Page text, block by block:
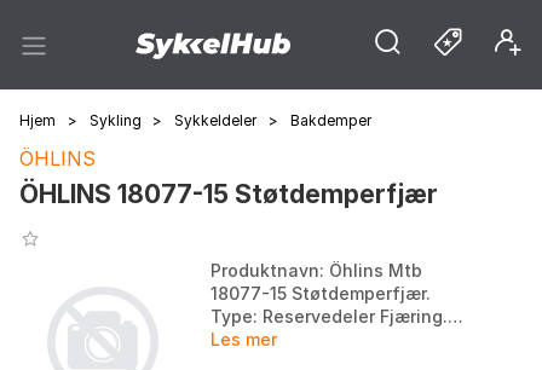
Hjem > Sykling > Sykkeldeler > Bakdemper
ÖHLINS
ÖHLINS 18077-15 Støtdemperfjær
Produktnavn: Öhlins Mtb
18077-15 Støtdemperfjær.
Type: Reservedeler Fjæring.
Modellnummer: 18077-15.
Les mer